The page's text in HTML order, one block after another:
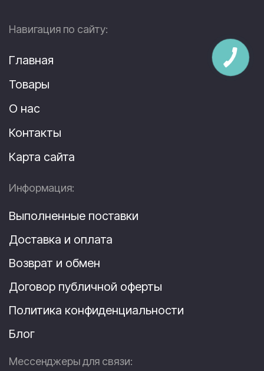
Навигация по сайту:
Главная
Товары
О нас
Контакты
Карта сайта
Информация:
Выполненные поставки
Доставка и оплата
Возврат и обмен
Договор публичной оферты
Политика конфиденциальности
Блог
Мессенджеры для связи: